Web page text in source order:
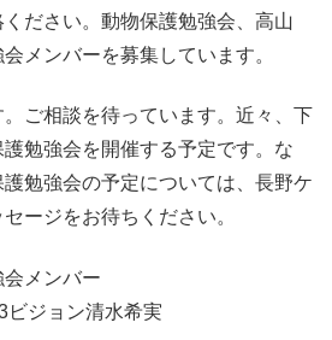
ださい。動物保護勉強会、高山
メンバーを募集しています。
ご相談を待っています。近々、下
勉強会を開催する予定です。な
勉強会の予定については、長野ケ
ージをお待ちください。
メンバー
ビジョン清水希実